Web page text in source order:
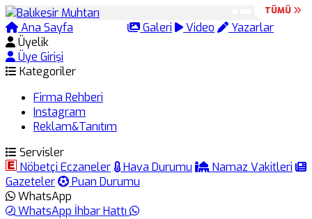
Ana Sayfa Galeri Video
Yazarlar
Üyelik
Üye Girişi
Kategoriler
Firma Rehberi
Instagram
Reklam&Tanıtım
Servisler
Nöbetçi Eczaneler
Hava Durumu
Namaz Vakitleri
Gazeteler
Puan Durumu
WhatsApp
WhatsApp İhbar Hattı
TÜMÜ
TÜMÜ